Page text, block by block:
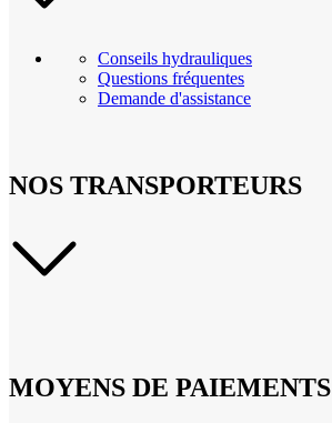
Conseils hydrauliques
Questions fréquentes
Demande d'assistance
NOS TRANSPORTEURS
MOYENS DE PAIEMENTS